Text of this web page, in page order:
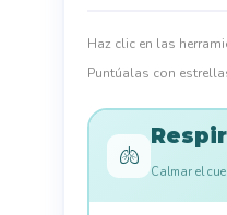
Haz clic en las
Puntúalas con
🫁
Calmar el